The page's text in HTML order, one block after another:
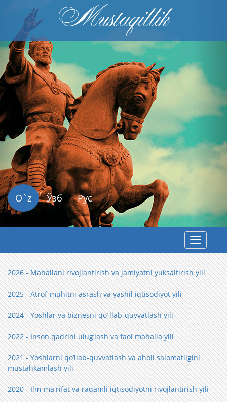
Mustaqillik
Previous
O`z Ўзб Рус
Toggle
2026 - Mahallani rivojlantirish va jamiyatni yuksaltirish yili
2025 - Atrof-muhitni asrash va yashil iqtisodiyot yili
2024 - Yoshlar va biznesni qoʻllab-quvvatlash yili
2022 - Inson qadrini ulug‘lash va faol mahalla yili
2021 - Yoshlarni qo‘llab-quvvatlash va aholi salomatligini
mustahkamlash yili
2020 - Ilm-ma'rifat va raqamli iqtisodiyotni rivojlantirish yili